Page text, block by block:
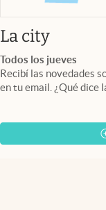
La cityabre
Todos los jueves
Recibí las novedades
en tu email. ¿Qué dice